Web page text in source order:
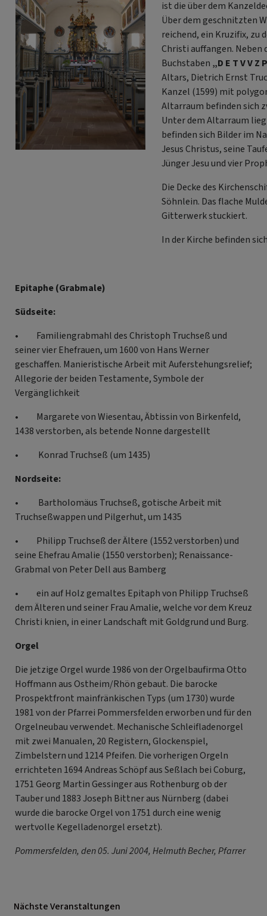
ist die über dem
Über dem geschnitzten
reichend, ein Kruzifix, zu
Christi auffangen. Neben
Buchstaben „D E T V V Z
Altars, Dietrich Ernst
Kanzel (1599) mit
Altarraum befinden sich
Unter dem Altarraum
befinden sich Bilder im
Jesus Christus, seine
Jünger Jesu und vier
Die Decke des
Söhnlein. Das flache
Gitterwerk stuckiert.
In der Kirche befinden
Epitaphe (Grabmale)
Südseite:
• Familiengrabmahl des Christoph Truchseß und
seiner vier Ehefrauen, um 1600 von Hans Werner
geschaffen. Manieristische Arbeit mit Auferstehungsrelief;
Allegorie der beiden Testamente, Symbole der
Vergänglichkeit
• Margarete von Wiesentau, Äbtissin von Birkenfeld,
1438 verstorben, als betende Nonne dargestellt
• Konrad Truchseß (um 1435)
Nordseite:
• BarthoIomäus Truchseß, gotische Arbeit mit
Truchseßwappen und Pilgerhut, um 1435
• Philipp Truchseß der Ältere (1552 verstorben) und
seine Ehefrau Amalie (1550 verstorben); Renaissance-
Grabmal von Peter Dell aus Bamberg
• ein auf Holz gemaltes Epitaph von Philipp Truchseß
dem Älteren und seiner Frau Amalie, welche vor dem Kreuz
Christi knien, in einer Landschaft mit Goldgrund und Burg.
Orgel
Die jetzige Orgel wurde 1986 von der Orgelbaufirma Otto
Hoffmann aus Ostheim/Rhön gebaut. Die barocke
Prospektfront mainfränkischen Typs (um 1730) wurde
1981 von der Pfarrei Pommersfelden erworben und für den
Orgelneubau verwendet. Mechanische Schleifladenorgel
mit zwei Manualen, 20 Registern, Glockenspiel,
Zimbelstern und 1214 Pfeifen. Die vorherigen Orgeln
errichteten 1694 Andreas Schöpf aus Seßlach bei Coburg,
1751 Georg Martin Gessinger aus Rothenburg ob der
Tauber und 1883 Joseph Bittner aus Nürnberg (dabei
wurde die barocke Orgel von 1751 durch eine wenig
wertvolle Kegelladenorgel ersetzt).
Pommersfelden, den 05. Juni 2004, Helmuth Becher, Pfarrer
Nächste Veranstaltungen